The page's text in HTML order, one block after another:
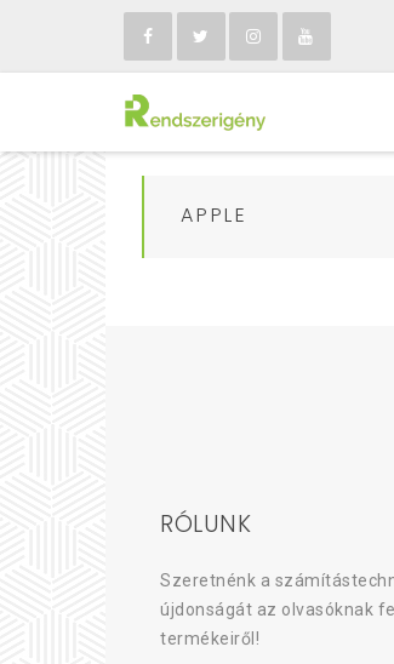
APPLE
RÓLUNK
Szeretnénk a
újdonságát az olvasóknak
termékeiről!